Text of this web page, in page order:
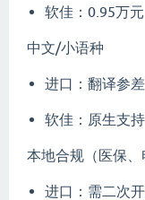
软佳：0.95万元
中文/小语种
进口：翻译参
软佳：原生支
本地合规（医保、
进口：需二次